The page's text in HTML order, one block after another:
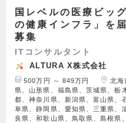
国レベルの医療ビッ
の健康インフラ」を
募集
ITコンサルタント
ALTURA X株式会社
500万円 ～ 849万円
北海
県、山形県、福島県、茨城県、栃
都、神奈川県、新潟県、富山県、
阜県、静岡県、愛知県、三重県、
良県、和歌山県、鳥取県、島根県